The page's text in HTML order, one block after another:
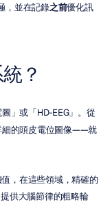
，並在記錄之前優化訊
？
」或「HD-EEG」。從
細的頭皮電位圖像——就
，在這些領域，精確的
供大腦節律的粗略輪